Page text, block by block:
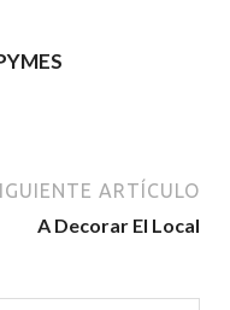
ARTÍCULO
A Decorar El Local